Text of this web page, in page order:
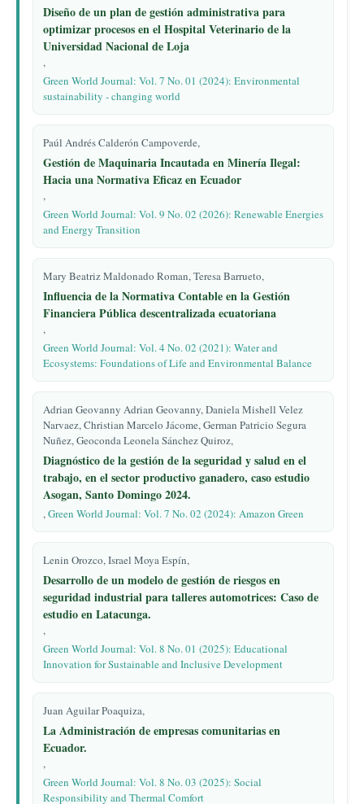
Diseño de un plan de gestión administrativa para
optimizar procesos en el Hospital Veterinario de la
Universidad Nacional de Loja
,
Green World Journal: Vol. 7 No. 01 (2024): Environmental
sustainability - changing world
Paúl Andrés Calderón Campoverde,
Gestión de Maquinaria Incautada en Minería Ilegal:
Hacia una Normativa Eficaz en Ecuador
,
Green World Journal: Vol. 9 No. 02 (2026): Renewable Energies
and Energy Transition
Mary Beatriz Maldonado Roman, Teresa Barrueto,
Influencia de la Normativa Contable en la Gestión
Financiera Pública descentralizada ecuatoriana
,
Green World Journal: Vol. 4 No. 02 (2021): Water and
Ecosystems: Foundations of Life and Environmental Balance
Adrian Geovanny Adrian Geovanny, Daniela Mishell Velez
Narvaez, Christian Marcelo Jácome, German Patricio Segura
Nuñez, Geoconda Leonela Sánchez Quiroz,
Diagnóstico de la gestión de la seguridad y salud en el
trabajo, en el sector productivo ganadero, caso estudio
Asogan, Santo Domingo 2024.
,Green World Journal: Vol. 7 No. 02 (2024): Amazon Green
Lenin Orozco, Israel Moya Espín,
Desarrollo de un modelo de gestión de riesgos en
seguridad industrial para talleres automotrices: Caso de
estudio en Latacunga.
,
Green World Journal: Vol. 8 No. 01 (2025): Educational
Innovation for Sustainable and Inclusive Development
Juan Aguilar Poaquiza,
La Administración de empresas comunitarias en
Ecuador.
,
Green World Journal: Vol. 8 No. 03 (2025): Social
Responsibility and Thermal Comfort